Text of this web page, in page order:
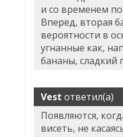
и со временем
Вперед, вторая
вероятности в
угнанные как,
бананы, сладкий
Vest ответил(а)
Появляются,
висеть, не